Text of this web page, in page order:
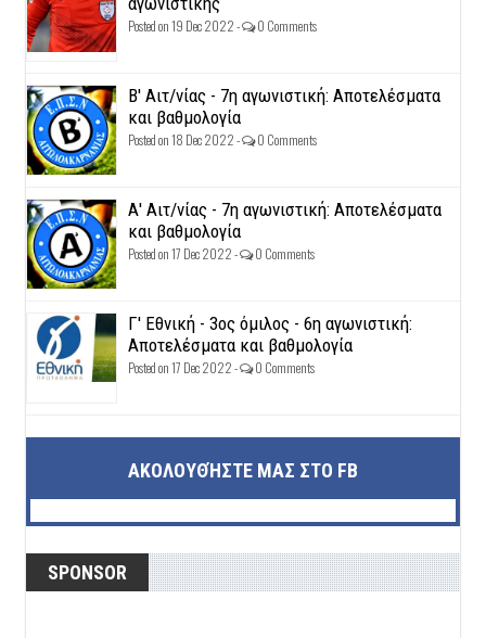
Posted on 19 Dec 2022 - 0 Comments
Β' Αιτ/νίας - 7η αγωνιστική: Αποτελέσματα
και βαθμολογία
Posted on 18 Dec 2022 - 0 Comments
Α' Αιτ/νίας - 7η αγωνιστική: Αποτελέσματα
και βαθμολογία
Posted on 17 Dec 2022 - 0 Comments
Γ' Εθνική - 3ος όμιλος - 6η αγωνιστική:
Αποτελέσματα και βαθμολογία
Posted on 17 Dec 2022 - 0 Comments
ΑΚΟΛΟΥΘΉΣΤΕ ΜΑΣ ΣΤΟ FB
SPONSOR